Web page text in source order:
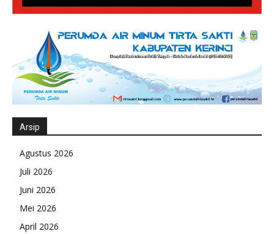
Arsip
Agustus 2026
Juli 2026
Juni 2026
Mei 2026
April 2026